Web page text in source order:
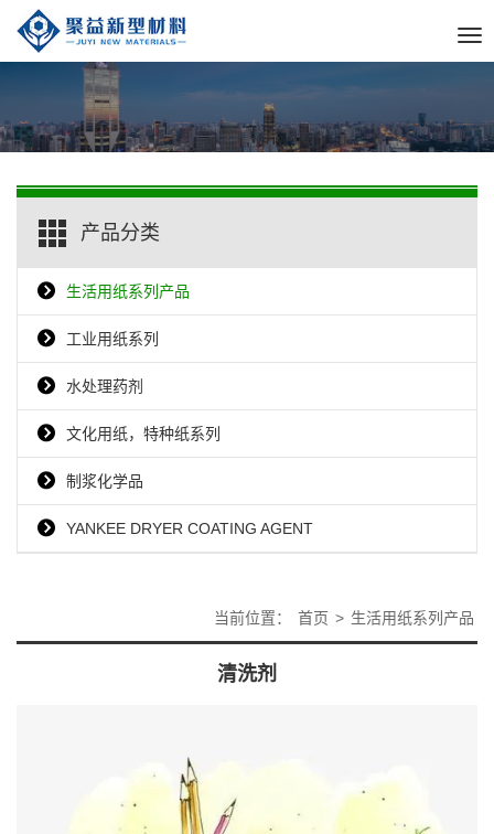
产品分类
生活用纸系列产品
工业用纸系列
水处理药剂
文化用纸，特种纸系列
制浆化学品
YANKEE DRYER COATING AGENT
当前位置： 首页 > 生活用纸系列产品
清洗剂